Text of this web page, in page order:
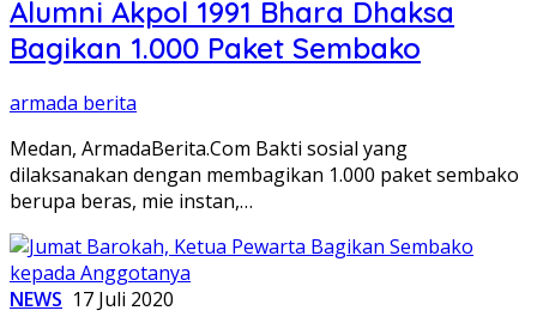
Alumni Akpol 1991 Bhara Dhaksa
Bagikan 1.000 Paket Sembako
armada berita
Medan, ArmadaBerita.Com Bakti sosial yang
dilaksanakan dengan membagikan 1.000 paket sembako
berupa beras, mie instan,…
NEWS 17 Juli 2020